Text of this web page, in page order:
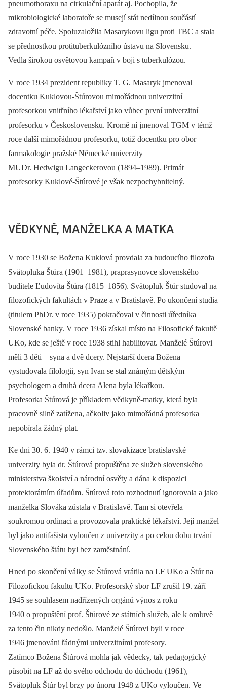
pneumothoraxu na cirkulační aparát aj. Pochopila, že
mikrobiologické laboratoře se musejí stát nedílnou součástí
zdravotní péče. Spoluzaložila Masarykovu ligu proti TBC a stala
se přednostkou protituberkulózního ústavu na Slovensku.
Vedla širokou osvětovou kampaň v boji s tuberkulózou.
V roce 1934 prezident republiky T. G. Masaryk jmenoval
docentku Kuklovou-Štúrovou mimořádnou univerzitní
profesorkou vnitřního lékařství jako vůbec první univerzitní
profesorku v Československu. Kromě ní jmenoval TGM v témž
roce další mimořádnou profesorku, totiž docentku pro obor
farmakologie pražské Německé univerzity
MUDr. Hedwigu Langeckerovou (1894–1989). Primát
profesorky Kuklové-Štúrové je však nezpochybnitelný.
VĚDKYNĚ, MANŽELKA A MATKA
V roce 1930 se Božena Kuklová provdala za budoucího filozofa
Svätopluka Štúra (1901–1981), praprasynovce slovenského
buditele Ľudovíta Štúra (1815–1856). Svätopluk Štúr studoval na
filozofických fakultách v Praze a v Bratislavě. Po ukončení studia
(titulem PhDr. v roce 1935) pokračoval v činnosti úředníka
Slovenské banky. V roce 1936 získal místo na Filosofické fakultě
UKo, kde se ještě v roce 1938 stihl habilitovat. Manželé Štúrovi
měli 3 děti –⁠ syna a dvě dcery. Nejstarší dcera Božena
vystudovala filologii, syn Ivan se stal známým dětským
psychologem a druhá dcera Alena byla lékařkou.
Profesorka Štúrová je příkladem vědkyně-matky, která byla
pracovně silně zatížena, ačkoliv jako mimořádná profesorka
nepobírala žádný plat.
Ke dni 30. 6. 1940 v rámci tzv. slovakizace bratislavské
univerzity byla dr. Štúrová propuštěna ze služeb slovenského
ministerstva školství a národní osvěty a dána k dispozici
protektorátním úřadům. Štúrová toto rozhodnutí ignorovala a jako
manželka Slováka zůstala v Bratislavě. Tam si otevřela
soukromou ordinaci a provozovala praktické lékařství. Její manžel
byl jako antifašista vyloučen z univerzity a po celou dobu trvání
Slovenského štátu byl bez zaměstnání.
Hned po skončení války se Štúrová vrátila na LF UKo a Štúr na
Filozofickou fakultu UKo. Profesorský sbor LF zrušil 19. září
1945 se souhlasem nadřízených orgánů výnos z roku
1940 o propuštění prof. Štúrové ze státních služeb, ale k omluvě
za tento čin nikdy nedošlo. Manželé Štúrovi byli v roce
1946 jmenováni řádnými univerzitními profesory.
Zatímco Božena Štúrová mohla jak vědecky, tak pedagogický
působit na LF až do svého odchodu do důchodu (1961),
Svätopluk Štúr byl brzy po únoru 1948 z UKo vyloučen. Ve